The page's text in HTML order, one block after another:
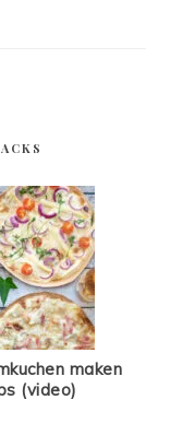
maken
(video)